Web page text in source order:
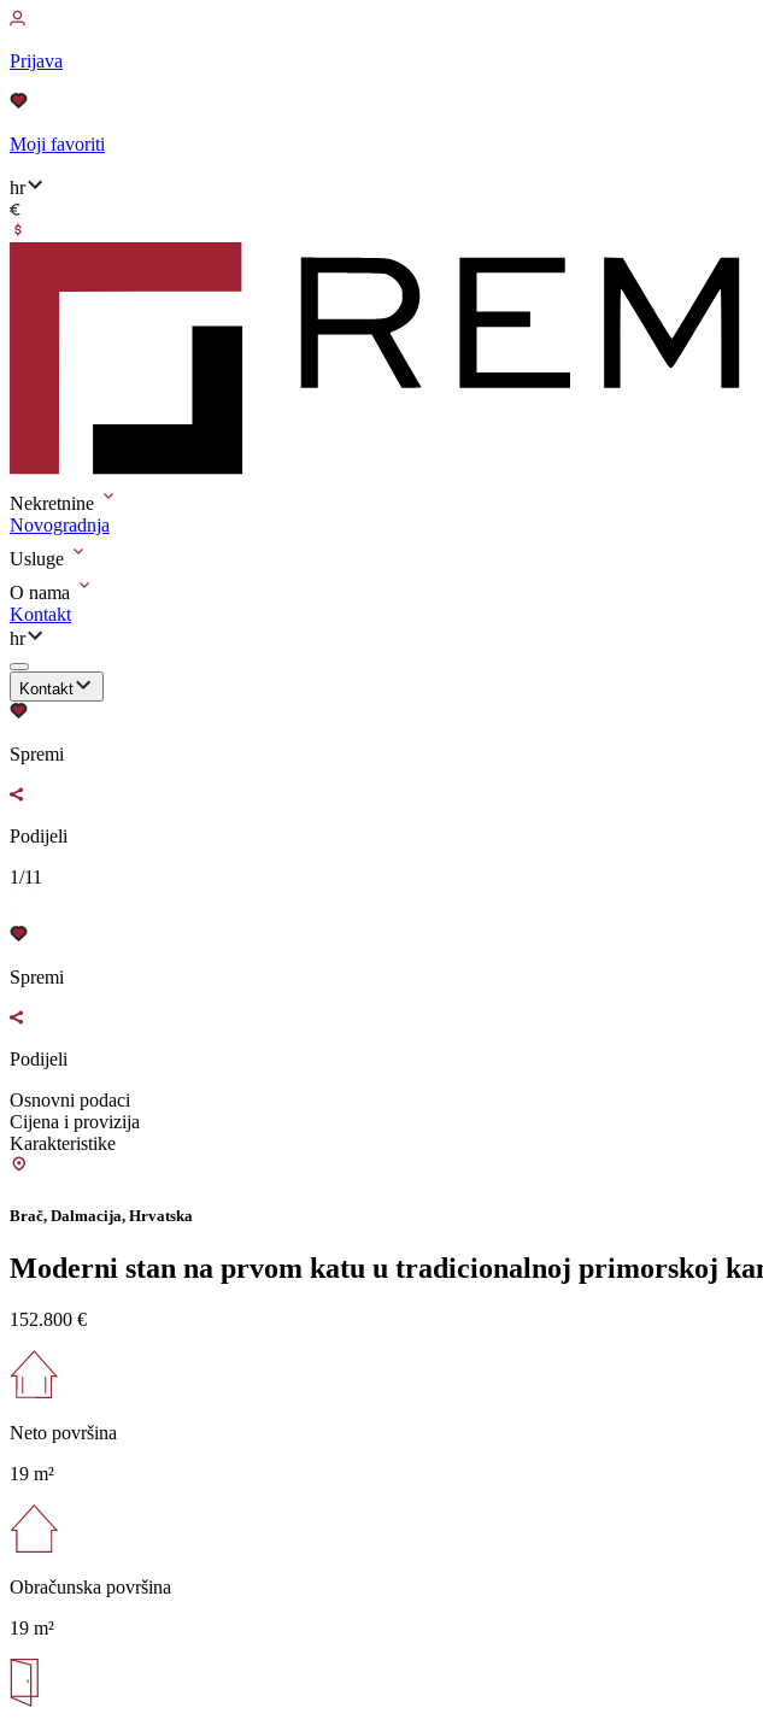
Prijava
Moji favoriti
hr
Nekretnine
Novogradnja
Usluge
O nama
Kontakt
hr
Kontakt
Spremi
Podijeli
1/11
Spremi
Podijeli
Osnovni podaci
Cijena i provizija
Karakteristike
Brač, Dalmacija, Hrvatska
Moderni stan na prvom katu u tradicionalnoj primorskoj
152.800 €
Neto površina
19 m²
Obračunska površina
19 m²